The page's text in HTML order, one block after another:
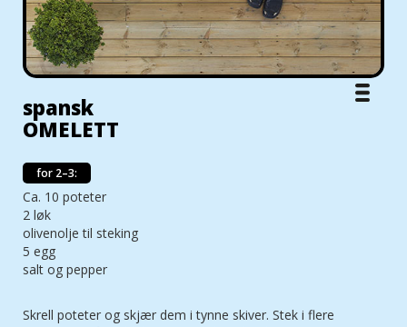
spansk
OMELETT
for 2–3:
Ca. 10 poteter
2 løk
olivenolje til steking
5 egg
salt og pepper
Skrell poteter og skjær dem i tynne skiver. Stek i flere